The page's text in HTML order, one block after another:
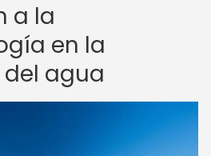
a la
en la
agua